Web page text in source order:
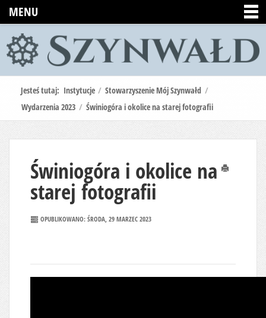
MENU
Jesteś tutaj: Instytucje / Stowarzyszenie Mój Szynwałd /
Wydarzenia 2023 / Świniogóra i okolice na starej fotografii
Świniogóra i okolice na
starej fotografii
OPUBLIKOWANO: ŚRODA, 29 MARZEC 2023